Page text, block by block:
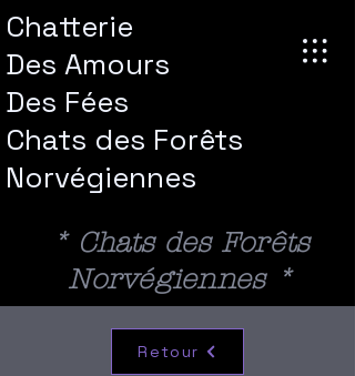
Chatterie
Des Amours
Des Fées
Chats des Forêts
Norvégiennes
* Chats des Forêts
Norvégiennes *
Retour